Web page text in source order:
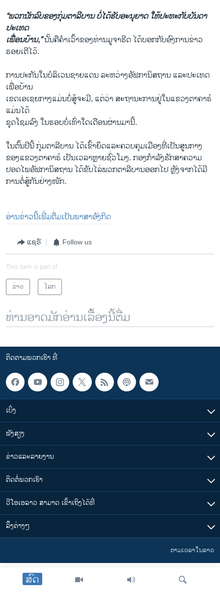
ສົດ
“​ພວກ​ນັກ​ລົບ​ຂອງ​ກຸ່ມ​ຕາ​ລີ​ບານ ບໍ່ໄດ້​ຮັບ​ອະນຸຍາດ ໃຫ້​ປະ​ທະ​ກັບ​ບັນດາ​
ປະ​ເທດ​
ເພື່ອນ​ບ້ານ,”ນັ້ນຄືຄຳເວົ້າຂອງທ່ານມູຈາຮີດ ​ໄດ້​ບອກ​ກັບ​ອົງການ​ຂ່າວ
ຣອຍ​ເຕີ​ໄວ້.
ການ​ປະກັນ​ໃນ​ບໍລິເວນຊາຍ​ແດນ ລະຫວ່າງອັຟກາ​ນິສຖານ ​ແລະ​ປະ​ເທດ​
ເພື່ອ​ບ້ານ​
ເຂດ​ເອ​ເຊຍ​ກາງ​ແມ່ນ​ບໍ່​ສູ້​ຈະ​ມີ, ​ແຕ່​ວ່າ ສະຖານະການຢູ່​ໃນ​ແຂວງ​ຕາ​ຄາຣ໌ ​
ແມ່ນ​ໄດ້
ຊຸດ​ໂຊມ​ລົງ​ ໃນ​ຮອບ​ບໍ່ເທົ່າໃດເດືອນ​ຜ່ານ​ມາ​ນີ້.
ໃນ​ຕົ້ນ​ປີ​ນີ້ ກຸ່ມ​ຕາ​ລີ​ບານ ​ໄດ້​ເຂົ້າ​ຍຶດແລະຄວບຄຸມເມືອງທີ່ເປັນ​ສູນ​ກາງ
ຂອງແຂວງ​ຕາ​ຄາຣ໌ ເປັນເວລາຫຼາຍ​ຊົ່ວ​ໂມງ. ກອງ​ກຳລັງ​ຮັກສາ​ຄວາມ​
ປອດ​ໄພອັຟກາ​ນິສຖານ ໄດ້​ຂັບໄລ່ພວກຕາລີບານອອກໄປ ຫຼັງຈາກ​ໄດ້​ມີ​
ການ​ຕໍ່ສູ້​ກັນ​ຢ່າງ​ໜັກ​.
ອ່ານ​ຂ່າວ​ນີ້​ເພີ່ມຕື່ມ​ເປັນ​ພາສາ​ອັງກິດ
ແຊຣ໌ Follow us
This item is part of
ຂ່າວ
ໂລກ
ທ່ານອາດມັກອ່ານເລື້ອງນີ້ຕື່ມ
ຕິດຕາມພວກເຮົາ ທີ່
ເບິ່ງ
ຟັງສຽງ
ຂ່າວແລະລາຍງານ
ຕິດຕໍ່ພວກເຮົາ
ວີໂອເອລາວ ສາມາດ ເຂົ້າເຖິງໄດ້ທີ່
​ລິ້ງ​ຕ່າງໆ
ຕາມເວລາໃນລາວ